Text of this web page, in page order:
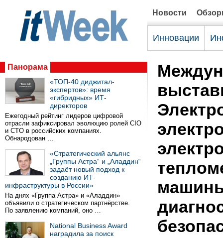
Новости
Инновации
Панорама
«ТОП-40 диджитал-
экспертов»: время
«гибридных» ИТ-
директоров
Ежегодный рейтинг лидеров цифровой
отрасли зафиксировал эволюцию ролей CIO
и CTO в российских компаниях.
Обнародован …
«Стратегический альянс
„Группы Астра“ и „Аладдин“
задаёт новый подход к
созданию ИТ-
инфраструктуры в России»
На днях «Группа Астра» и «Аладдин»
объявили о стратегическом партнёрстве.
По заявлению компаний, оно …
National Business Award
наградила за поиск